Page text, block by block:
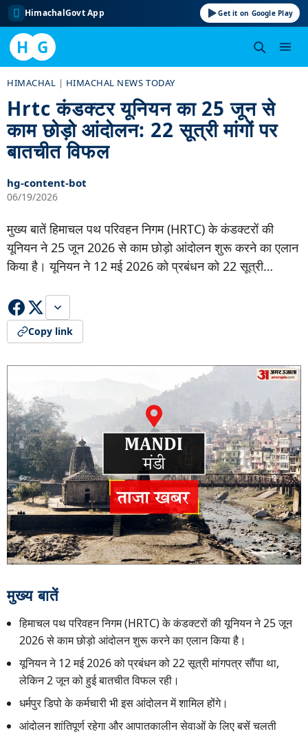
HimachalGovt App Get it on Google Play
H G
content
HIMACHAL | HIMACHAL NEWS TODAY
Hrtc कंडक्टर यूनियन का 25 जून से
काम छोड़ो आंदोलन: 22 सूत्री मांगों पर
बातचीत विफल
hg-content-bot
06/19/2026
मुख्य बातें हिमाचल पथ परिवहन निगम (HRTC) के कंडक्टरों की
यूनियन ने 25 जून 2026 से काम छोड़ो आंदोलन शुरू करने का एलान
किया है। यूनियन ने 12 मई 2026 को प्रबंधन को 22 सूत्री…
Copy link
मुख्य बातें
हिमाचल पथ परिवहन निगम (HRTC) के कंडक्टरों की यूनियन ने 25 जून
2026 से काम छोड़ो आंदोलन शुरू करने का एलान किया है।
यूनियन ने 12 मई 2026 को प्रबंधन को 22 सूत्री मांगपत्र सौंपा था,
लेकिन 2 जून को हुई बातचीत विफल रही।
धर्मपुर डिपो के कर्मचारी भी इस आंदोलन में शामिल होंगे।
आंदोलन शांतिपूर्ण रहेगा और आपातकालीन सेवाओं के लिए बसें चलती